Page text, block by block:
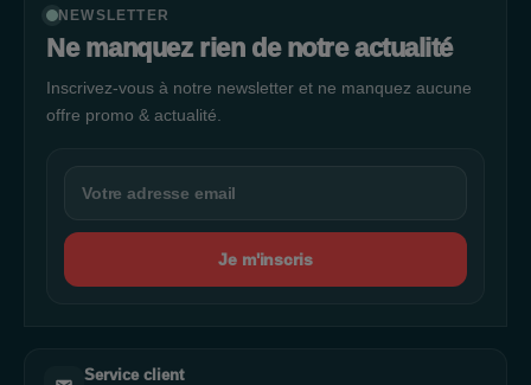
NEWSLETTER
Ne manquez rien de notre actualité
Inscrivez-vous à notre newsletter et ne manquez aucune
offre promo & actualité.
Je m'inscris
Service client